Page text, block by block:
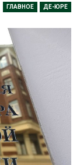
ГЛАВНОЕ ДЕ-ЮРЕ